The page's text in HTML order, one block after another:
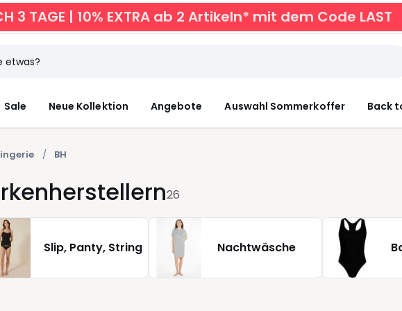
3 TAGE | 10% EXTRA ab 2 Artikeln* mit dem Code LAST
Sale Neue Kollektion Angebote Auswahl Sommerkoffer Back
BH
26
Slip, Panty, String Nachtwäsche